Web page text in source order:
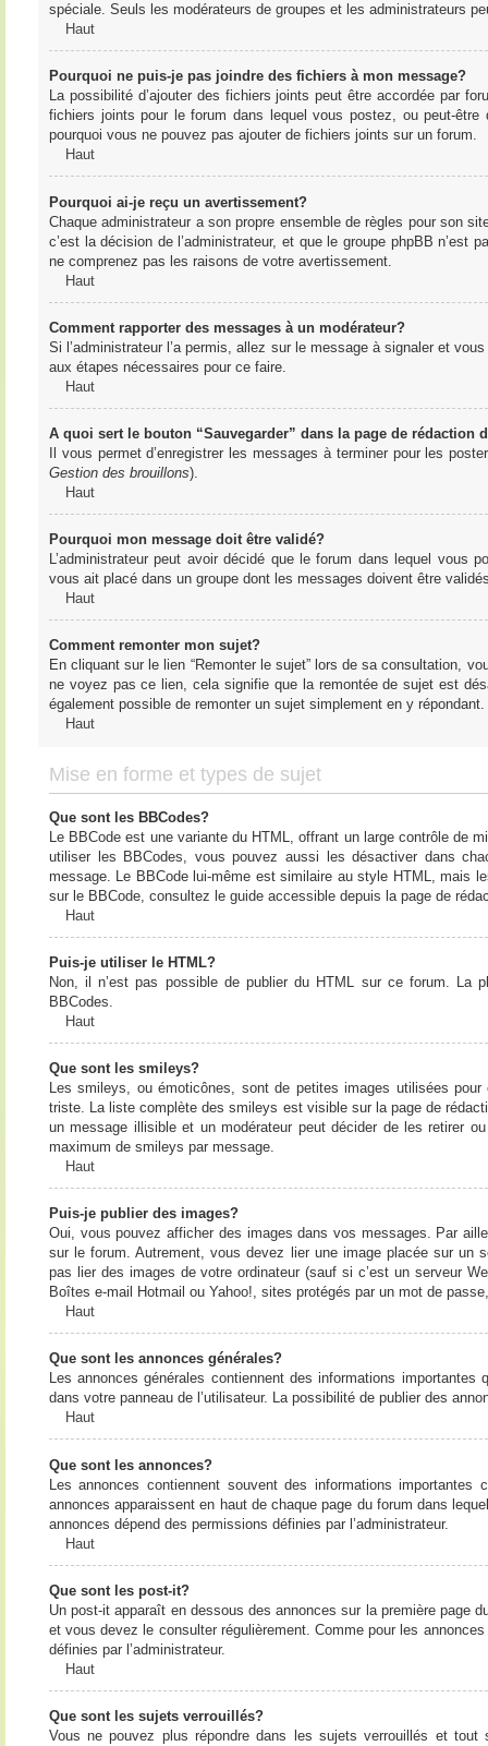
spéciale. Seuls les modérateurs de groupes et les administrateurs
Haut
Pourquoi ne puis-je pas joindre des fichiers à mon message?
La possibilité d’ajouter des fichiers joints peut être accordée par
fichiers joints pour le forum dans lequel vous postez, ou peut-
pourquoi vous ne pouvez pas ajouter de fichiers joints sur un forum.
Haut
Pourquoi ai-je reçu un avertissement?
Chaque administrateur a son propre ensemble de règles pour son
c’est la décision de l’administrateur, et que le groupe phpBB n’est
ne comprenez pas les raisons de votre avertissement.
Haut
Comment rapporter des messages à un modérateur?
Si l’administrateur l’a permis, allez sur le message à signaler et
aux étapes nécessaires pour ce faire.
Haut
A quoi sert le bouton “Sauvegarder” dans la page de rédaction
Il vous permet d’enregistrer les messages à terminer pour les
Gestion des brouillons).
Haut
Pourquoi mon message doit être validé?
L’administrateur peut avoir décidé que le forum dans lequel vous
vous ait placé dans un groupe dont les messages doivent être
Haut
Comment remonter mon sujet?
En cliquant sur le lien “Remonter le sujet” lors de sa consultation,
ne voyez pas ce lien, cela signifie que la remontée de sujet est
également possible de remonter un sujet simplement en y
Haut
Mise en forme et types de sujet
Que sont les BBCodes?
Le BBCode est une variante du HTML, offrant un large contrôle de
utiliser les BBCodes, vous pouvez aussi les désactiver dans
message. Le BBCode lui-même est similaire au style HTML, mais
sur le BBCode, consultez le guide accessible depuis la page de
Haut
Puis-je utiliser le HTML?
Non, il n’est pas possible de publier du HTML sur ce forum. La
BBCodes.
Haut
Que sont les smileys?
Les smileys, ou émoticônes, sont de petites images utilisées
triste. La liste complète des smileys est visible sur la page de
un message illisible et un modérateur peut décider de les retirer
maximum de smileys par message.
Haut
Puis-je publier des images?
Oui, vous pouvez afficher des images dans vos messages. Par
sur le forum. Autrement, vous devez lier une image placée sur un
pas lier des images de votre ordinateur (sauf si c’est un serveur
Boîtes e-mail Hotmail ou Yahoo!, sites protégés par un mot de
Haut
Que sont les annonces générales?
Les annonces générales contiennent des informations
dans votre panneau de l’utilisateur. La possibilité de publier des
Haut
Que sont les annonces?
Les annonces contiennent souvent des informations
annonces apparaissent en haut de chaque page du forum dans
annonces dépend des permissions définies par l’administrateur.
Haut
Que sont les post-it?
Un post-it apparaît en dessous des annonces sur la première page
et vous devez le consulter régulièrement. Comme pour les
définies par l’administrateur.
Haut
Que sont les sujets verrouillés?
Vous ne pouvez plus répondre dans les sujets verrouillés et